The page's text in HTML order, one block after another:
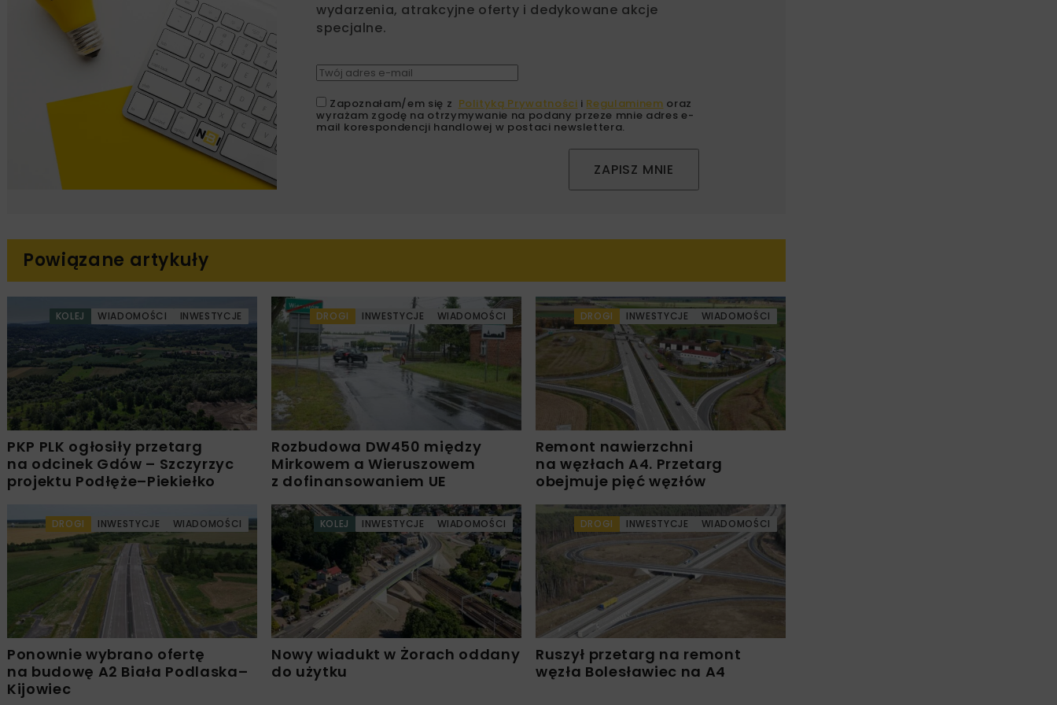
wydarzenia, atrakcyjne oferty i dedykowane akcje
specjalne.
Zapoznałam/em się z Polityką Prywatności i Regulaminem oraz
wyrażam zgodę na otrzymywanie na podany przeze mnie adres e-
mail korespondencji handlowej w postaci newslettera.
ZAPISZ MNIE
Powiązane artykuły
KOLEJ WIADOMOŚCI INWESTYCJE
PKP PLK ogłosiły przetarg
na odcinek Gdów – Szczyrzyc
projektu Podłęże–Piekiełko
DROGI INWESTYCJE WIADOMOŚCI
Rozbudowa DW450 między
Mirkowem a Wieruszowem
z dofinansowaniem UE
DROGI INWESTYCJE WIADOMOŚCI
Remont nawierzchni
na węzłach A4. Przetarg
obejmuje pięć węzłów
DROGI INWESTYCJE WIADOMOŚCI
Ponownie wybrano ofertę
na budowę A2 Biała Podlaska–
Kijowiec
KOLEJ INWESTYCJE WIADOMOŚCI
Nowy wiadukt w Żorach oddany
do użytku
DROGI INWESTYCJE WIADOMOŚCI
Ruszył przetarg na remont
węzła Bolesławiec na A4